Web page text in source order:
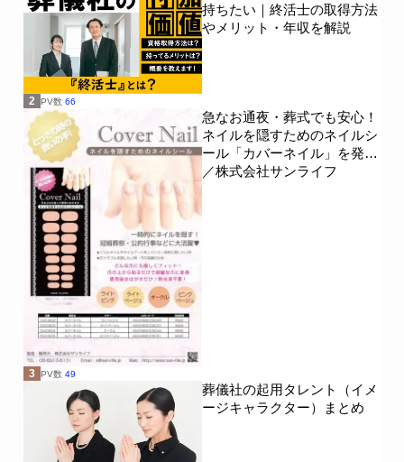
持ちたい｜終活士の取得方法
やメリット・年収を解説
2 PV数 66
急なお通夜・葬式でも安心！
ネイルを隠すためのネイルシ
ール「カバーネイル」を発売
／株式会社サンライフ
3 PV数 49
葬儀社の起用タレント（イメ
ージキャラクター）まとめ